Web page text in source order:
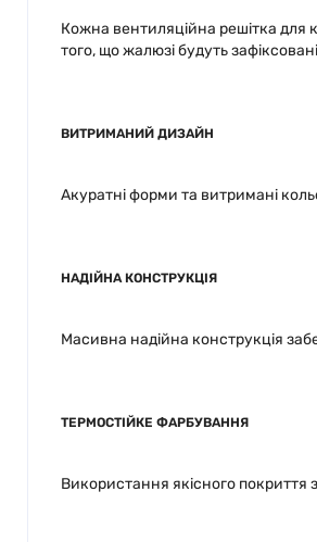
Кожна вентиляційна решітка для
того, що жалюзі будуть
ВИТРИМАНИЙ ДИЗАЙН
Акуратні форми та витримані
НАДІЙНА КОНСТРУКЦІЯ
Масивна надійна конструкція
ТЕРМОСТІЙКЕ ФАРБУВАННЯ
Використання якісного покриття